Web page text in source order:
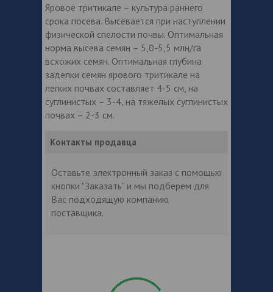
Яровое тритикале – культура раннего
срока посева. Высевается при наступлении
физической спелости почвы. Оптимальная
норма высева семян – 5,0-5,5 млн/га
всхожих семян. Оптимальная глубина
заделки семян ярового тритикале на
легких почвах составляет 4-5 см, на
суглинистых – 3-4, на тяжелых суглинистых
почвах – 2-3 см.
Контакты продавца
Оставьте электронный заказ с помощью
кнопки "Заказать" и мы подберем для
Вас подходящую компанию
поставщика.